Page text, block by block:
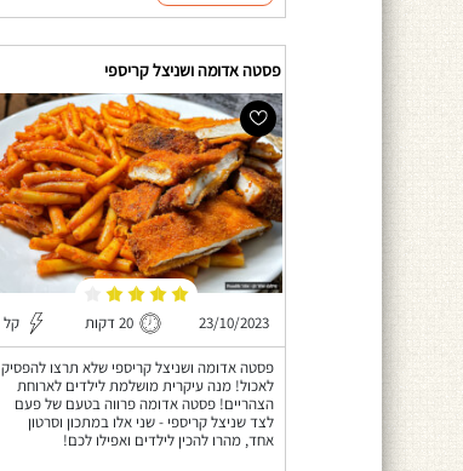
פסטה אדומה ושניצל קריספי
23/10/2023 20 דקות קל
פסטה אדומה ושניצל קריספי שלא תרצו להפסיק
לאכול! מנה עיקרית מושלמת לילדים לארוחת
הצהריים! פסטה אדומה פרווה בטעם של פעם
לצד שניצל קריספי - שני אלו במתכון וסרטון
אחד, מהרו להכין לילדים ואפילו לכם!